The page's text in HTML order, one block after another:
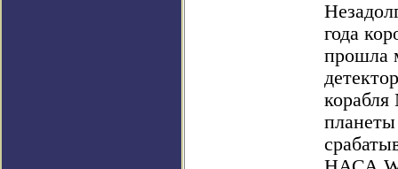
года
прошла